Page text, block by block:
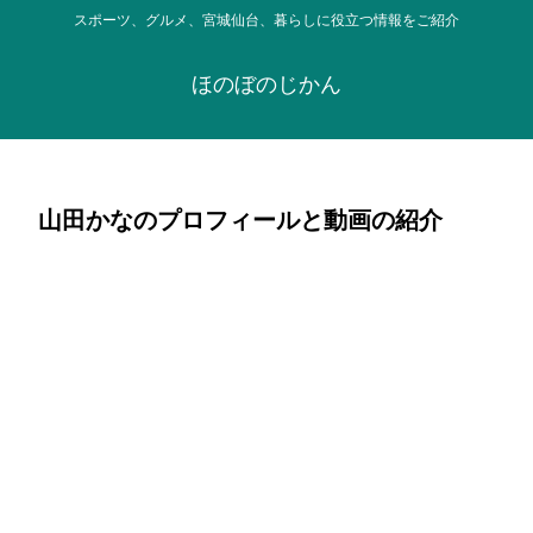
スポーツ、グルメ、宮城仙台、暮らしに役立つ情報をご紹介
ほのぼのじかん
山田かなのプロフィールと動画の紹介